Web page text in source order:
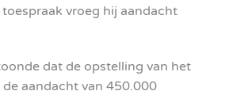
vroeg hij aandacht
dat de opstelling van het
aandacht van 450.000